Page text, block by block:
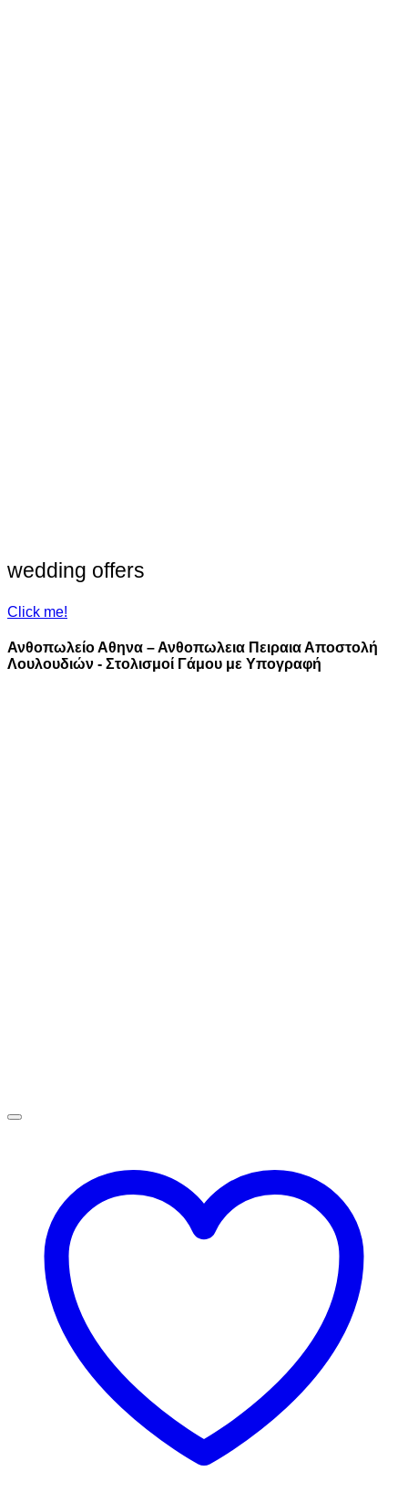
wedding offers
Click me!
Ανθοπωλείο Αθηνα – Ανθοπωλεια Πειραια Αποστολή
Λουλουδιών - Στολισμοί Γάμου με Υπογραφή